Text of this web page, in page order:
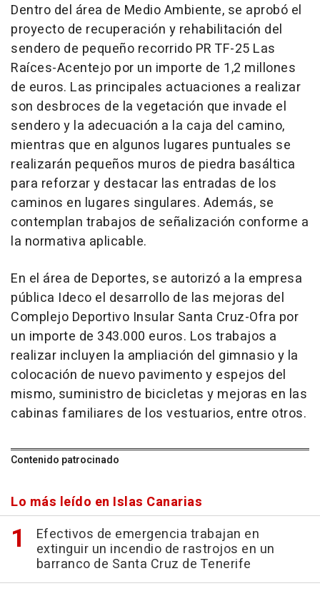
Dentro del área de Medio Ambiente, se aprobó el
proyecto de recuperación y rehabilitación del
sendero de pequeño recorrido PR TF-25 Las
Raíces-Acentejo por un importe de 1,2 millones
de euros. Las principales actuaciones a realizar
son desbroces de la vegetación que invade el
sendero y la adecuación a la caja del camino,
mientras que en algunos lugares puntuales se
realizarán pequeños muros de piedra basáltica
para reforzar y destacar las entradas de los
caminos en lugares singulares. Además, se
contemplan trabajos de señalización conforme a
la normativa aplicable.
En el área de Deportes, se autorizó a la empresa
pública Ideco el desarrollo de las mejoras del
Complejo Deportivo Insular Santa Cruz-Ofra por
un importe de 343.000 euros. Los trabajos a
realizar incluyen la ampliación del gimnasio y la
colocación de nuevo pavimento y espejos del
mismo, suministro de bicicletas y mejoras en las
cabinas familiares de los vestuarios, entre otros.
Contenido patrocinado
Lo más leído en Islas Canarias
Efectivos de emergencia trabajan en
extinguir un incendio de rastrojos en un
barranco de Santa Cruz de Tenerife